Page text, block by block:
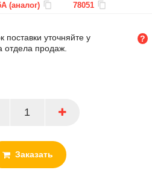
(аналог)
78051
поставки уточняйте у
отдела продаж.
Заказать